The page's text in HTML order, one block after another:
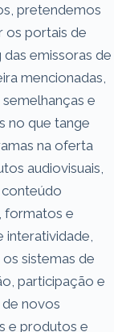
pretendemos
os portais de
das emissoras de
mencionadas,
e
no que tange
na oferta
audiovisuais,
formatos e
interatividade,
sistemas de
participação e
novos
e produtos e